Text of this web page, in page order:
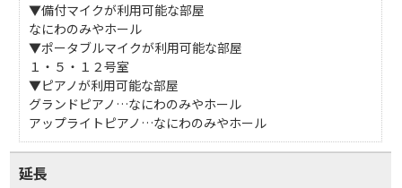
▼備付マイクが利用可能な部屋
なにわのみやホール
▼ポータブルマイクが利用可能な部屋
１・５・１２号室
▼ピアノが利用可能な部屋
グランドピアノ…なにわのみやホール
アップライトピアノ…なにわのみやホール
延長